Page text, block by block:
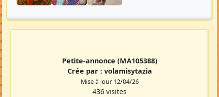
Petite-annonce (MA105388)
Crée par : volamisytazia
Mise à jour 12/04/26
436 visites